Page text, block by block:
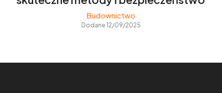
Budownictwo
Dodane 12/09/2025